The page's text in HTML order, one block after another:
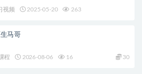
视频 2025-05-20 263
马哥
程 2026-08-06 16 30